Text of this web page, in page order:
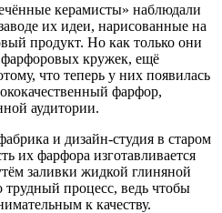
керамисты» наблюдали
их идеи, нарисованные на
продукт. Но как только они
кружек, ещё
что теперь у них появилась
фарфор,
аудитории.
и дизайн-студия в старом
их фарфора изготавливается
заливки жидкой глиняной
процесс, ведь чтобы
к качеству.